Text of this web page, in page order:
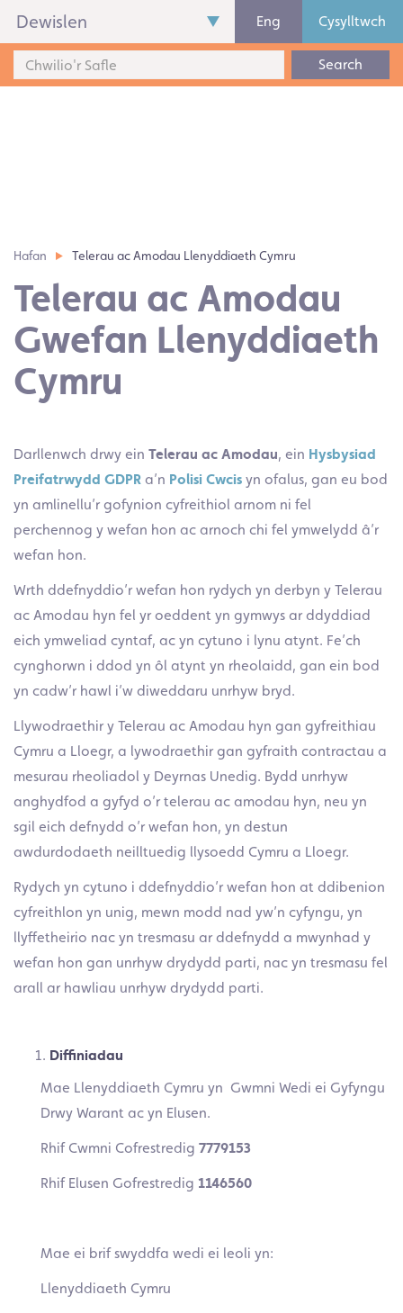
Dewislen Eng Cysylltwch
Search
Hafan Telerau ac Amodau Llenyddiaeth Cymru
Telerau ac Amodau
Gwefan Llenyddiaeth
Cymru
Darllenwch drwy ein Telerau ac Amodau, ein Hysbysiad
Preifatrwydd GDPR a’n Polisi Cwcis yn ofalus, gan eu bod
yn amlinellu’r gofynion cyfreithiol arnom ni fel
perchennog y wefan hon ac arnoch chi fel ymwelydd â’r
wefan hon.
Wrth ddefnyddio’r wefan hon rydych yn derbyn y Telerau
ac Amodau hyn fel yr oeddent yn gymwys ar ddyddiad
eich ymweliad cyntaf, ac yn cytuno i lynu atynt. Fe’ch
cynghorwn i ddod yn ôl atynt yn rheolaidd, gan ein bod
yn cadw’r hawl i’w diweddaru unrhyw bryd.
Llywodraethir y Telerau ac Amodau hyn gan gyfreithiau
Cymru a Lloegr, a lywodraethir gan gyfraith contractau a
mesurau rheoliadol y Deyrnas Unedig. Bydd unrhyw
anghydfod a gyfyd o’r telerau ac amodau hyn, neu yn
sgil eich defnydd o’r wefan hon, yn destun
awdurdodaeth neilltuedig llysoedd Cymru a Lloegr.
Rydych yn cytuno i ddefnyddio’r wefan hon at ddibenion
cyfreithlon yn unig, mewn modd nad yw’n cyfyngu, yn
llyffetheirio nac yn tresmasu ar ddefnydd a mwynhad y
wefan hon gan unrhyw drydydd parti, nac yn tresmasu fel
arall ar hawliau unrhyw drydydd parti.
Diffiniadau
Mae Llenyddiaeth Cymru yn Gwmni Wedi ei Gyfyngu
Drwy Warant ac yn Elusen.
Rhif Cwmni Cofrestredig 7779153
Rhif Elusen Gofrestredig 1146560
Mae ei brif swyddfa wedi ei leoli yn:
Llenyddiaeth Cymru